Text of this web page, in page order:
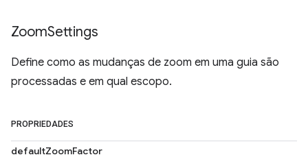
ZoomSettings
Define como as mudanças de zoom em uma guia são
processadas e em qual escopo.
PROPRIEDADES
defaultZoomFactor